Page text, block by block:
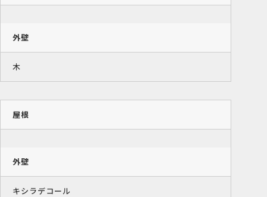
外壁
木
屋根
外壁
キシラデコール